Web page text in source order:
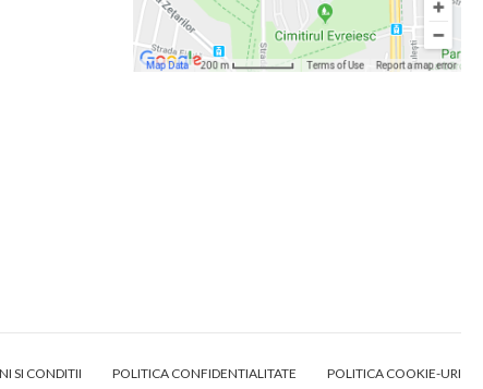
SI CONDITII POLITICA CONFIDENTIALITATE POLITICA COOKIE-URI